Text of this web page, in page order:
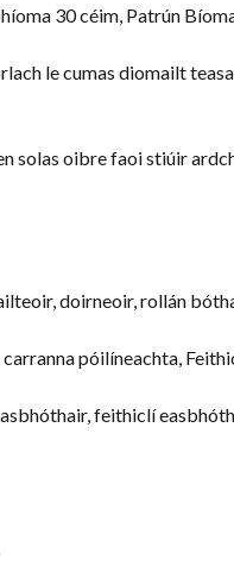
30 céim, Patrún
le cumas diomailt
solas oibre faoi stiúir
doirneoir, rollán
póilíneachta,
feithiclí